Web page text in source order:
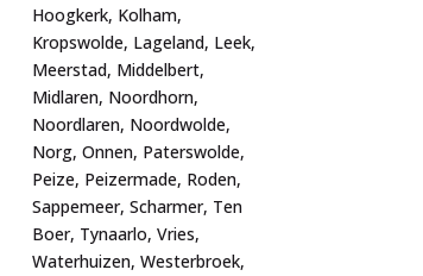
Hoogkerk, Kolham,
Kropswolde, Lageland, Leek,
Meerstad, Middelbert,
Midlaren, Noordhorn,
Noordlaren, Noordwolde,
Norg, Onnen, Paterswolde,
Peize, Peizermade, Roden,
Sappemeer, Scharmer, Ten
Boer, Tynaarlo, Vries,
Waterhuizen, Westerbroek,